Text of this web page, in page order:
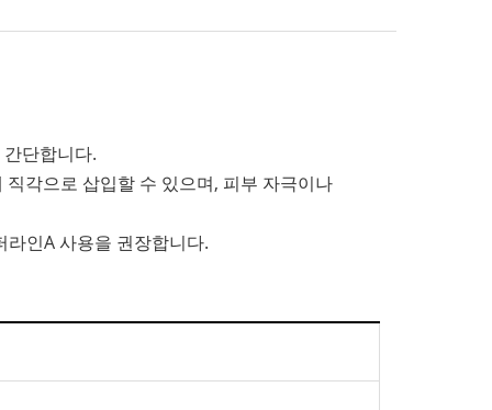
단합니다.
각으로 삽입할 수 있으며, 피부 자극이나
인A 사용을 권장합니다.